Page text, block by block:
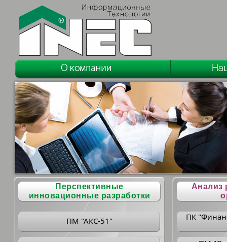
Перспективные
инновационные разработки
ПМ "АКС-51"
Анализ
ПК